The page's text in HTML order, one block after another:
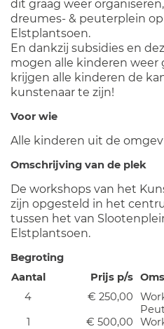
dit graag weer
dreumes- & peuterplein
Elstplantsoen.
En dankzij subsidies en
mogen alle kinderen weer
krijgen alle kinderen de
kunstenaar te zijn!
Voor wie
Alle kinderen uit de
Omschrijving van de plek
De workshops van het
zijn opgesteld in het
tussen het van
Elstplantsoen.
Begroting
Aantal
Prijs p/s
4
€ 250,00
1
€ 500,00